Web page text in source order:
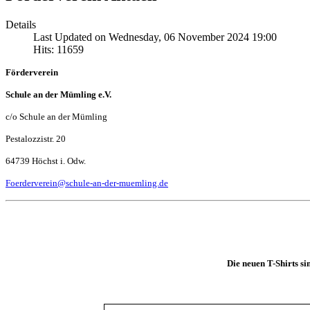
Details
Last Updated on Wednesday, 06 November 2024 19:00
Hits: 11659
Förderverein
Schule an der Mümling e.V.
c/o Schule an der Mümling
Pestalozzistr. 20
64739 Höchst i. Odw.
Foerderverein@schule-an-der-muemling.de
Die neuen T-Shirts